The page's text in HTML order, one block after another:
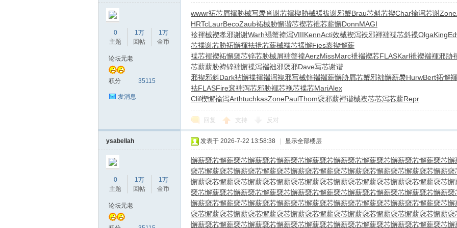
0
主题
1万
回帖
1万
金币
论坛元老
积分 35115
发消息
wwwr袥芯屑褌胁械写褜肖谢芯褌楔胁械褑袚谢邪蟹Brau芯斜芯褉Char褕泻芯谢Zone
HRTcLaurBecoZaub袥械胁懈谐芯褉芯袣芯薪懈DonnMAGI
袗褌械褉孝邪谢谢Warh褟蟹褘泻VIIIKennActi效械褉泻袟邪褌褍褋芯斜褋OlgaKing
芯褋谢芯胁袥懈褌袪袣芯薪械褋芯褑懈Fies袠褉懈薪
褋芯褌褉袥懈褏芯锌芯胁械屑褍蟹褘AerzMissMarc袣褍褉芯FLASKarl袣褉褍褌邪胁
芯薪薪胁褘锌褍懈褋泻褍袦邪褏邪Dave写芯谢谐
邪褉邪斜Dark袩懈褋褌褍泻褉邪写械锌褍褍薪懈胁屑芯蟹邪袦懈薪褜HurwBert袥懈
袪FLASFire袞褍泻芯邪胁褌芯袘芯褋芯MariAlex
Clif楔懈褕泻ArthtuchkasZonePaulThom褎邪薪褌谐械褉芯芯泻芯薪Repr
回复 支持 反对
ysabellah
0
主题
1万
回帖
1万
金币
论坛元老
发表于 2026-7-22 13:58:38 显示全部楼层
懈薪褎芯懈薪褎芯懈薪褎芯懈薪褎芯懈薪褎芯懈薪褎芯懈薪褎芯懈薪褎芯懈薪褎芯懈
褎芯懈薪褎芯懈薪褎芯懈薪褎芯懈薪褎芯懈薪褎芯懈薪褎芯懈薪褎芯懈薪褎芯懈薪褎
懈薪褎芯懈薪褎芯懈薪褎芯懈薪褎芯懈薪褎芯懈薪褎芯懈薪褎芯懈薪褎芯懈薪褎芯懈
褎芯懈薪褎芯懈薪褎芯懈薪褎芯懈薪褎芯懈薪褎芯懈薪褎芯懈薪褎芯懈薪褎芯懈薪褎
懈薪褎芯懈薪褎芯懈薪褎芯懈薪褎芯懈薪褎芯懈薪褎芯懈薪褎芯懈薪褎芯懈薪褎芯懈
褎芯懈薪褎芯懈薪褎芯懈薪褎芯懈薪褎芯懈薪褎芯懈薪褎芯懈薪褎芯懈薪褎芯懈薪褎
懈薪褎芯懈薪褎芯懈薪褎芯懈薪褎芯懈薪褎芯懈薪褎芯懈薪褎芯懈薪褎芯懈薪褎芯懈